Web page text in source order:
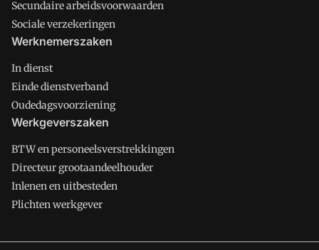
Secundaire arbeidsvoorwaarden
Sociale verzekeringen
Werknemerszaken
In dienst
Einde dienstverband
Oudedagsvoorziening
Werkgeverszaken
BTW en personeelsverstrekkingen
Directeur grootaandeelhouder
Inlenen en uitbesteden
Plichten werkgever